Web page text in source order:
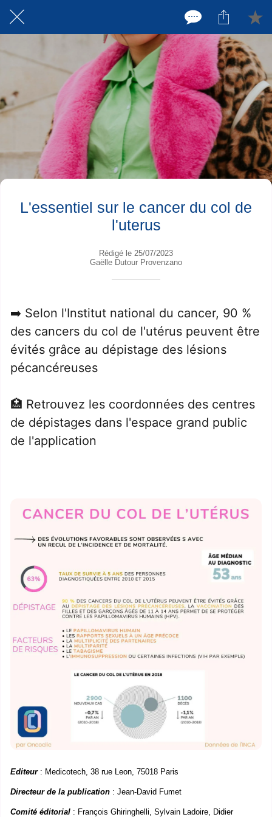
L'essentiel sur le cancer du col de
l'uterus
Rédigé le 25/07/2023
Gaëlle Dutour Provenzano
➡️ Selon l'Institut national du cancer, 90 %
des cancers du col de l'utérus peuvent être
évités grâce au dépistage des lésions
pécancéreuses
🏥 Retrouvez les coordonnées des centres
de dépistages dans l'espace grand public
de l'application
Editeur: Medicotech, 38 rue Leon, 75018 Paris
Directeur de la publication : Jean-David Fumet
Comité éditorial : François Ghiringhelli, Sylvain Ladoire, Didier